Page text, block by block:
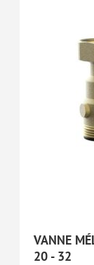
VANNE
20 - 32